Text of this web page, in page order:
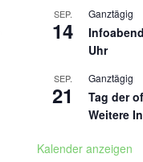
SEP.
14
Ganztägig
Uhr
SEP.
21
Ganztägig
Tag der
Weitere
Kalender anzeigen